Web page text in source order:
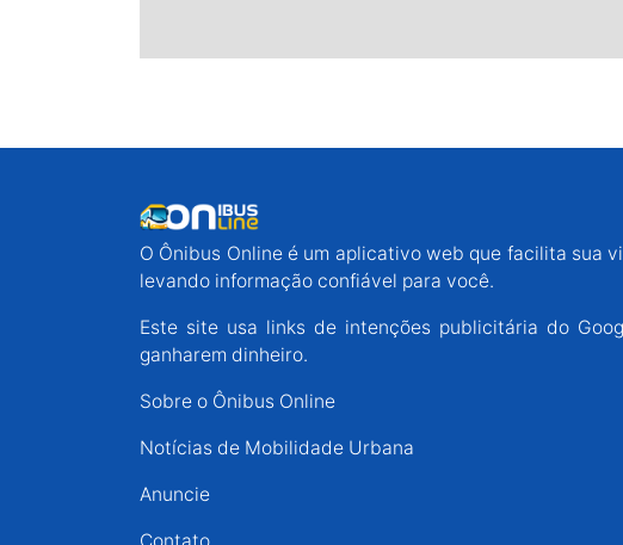
O Ônibus Online é um aplicativo web que facilita sua
levando informação confiável para você.
Este site usa links de intenções publicitária do
ganharem dinheiro.
Sobre o Ônibus Online
Notícias de Mobilidade Urbana
Anuncie